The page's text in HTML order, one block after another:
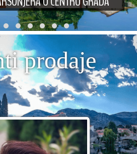
prodaje